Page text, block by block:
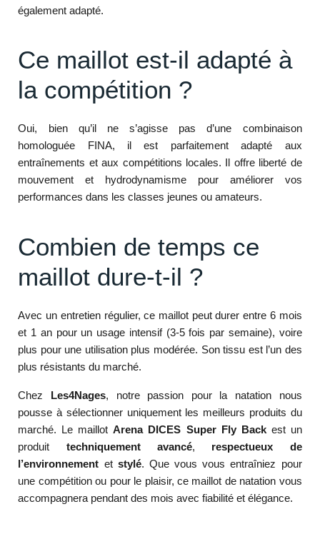
également adapté.
Ce maillot est-il adapté à
la compétition ?
Oui, bien qu’il ne s’agisse pas d’une combinaison
homologuée FINA, il est parfaitement adapté aux
entraînements et aux compétitions locales. Il offre liberté de
mouvement et hydrodynamisme pour améliorer vos
performances dans les classes jeunes ou amateurs.
Combien de temps ce
maillot dure-t-il ?
Avec un entretien régulier, ce maillot peut durer entre 6 mois
et 1 an pour un usage intensif (3-5 fois par semaine), voire
plus pour une utilisation plus modérée. Son tissu est l’un des
plus résistants du marché.
Chez Les4Nages, notre passion pour la natation nous
pousse à sélectionner uniquement les meilleurs produits du
marché. Le maillotArena DICES Super Fly Backest un
produit techniquement avancé, respectueux de
l’environnement et stylé. Que vous vous entraîniez pour
une compétition ou pour le plaisir, ce maillot de natation vous
accompagnera pendant des mois avec fiabilité et élégance.